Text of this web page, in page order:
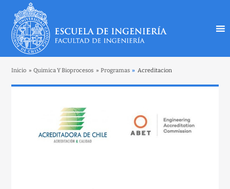
Inicio » Quimica Y Bioprocesos » Programas » Acreditacion